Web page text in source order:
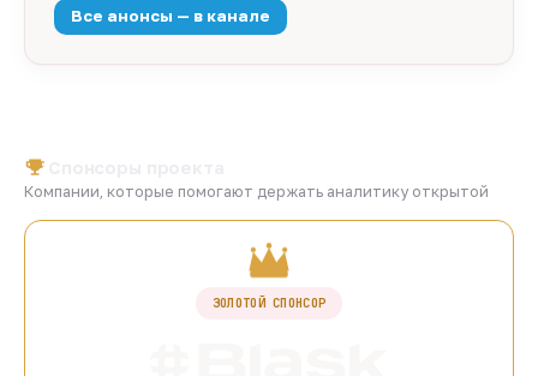
Все анонсы — в канале
Компании, которые помогают держать аналитику открытой
ЗОЛОТОЙ СПОНСОР